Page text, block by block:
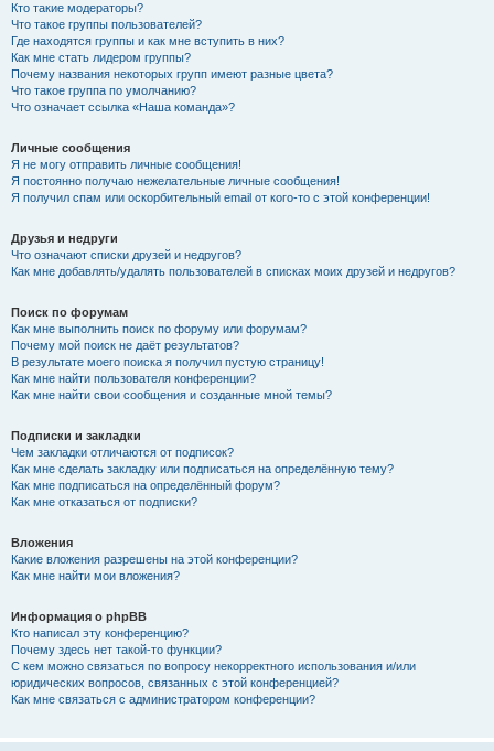
Кто такие модераторы?
Что такое группы пользователей?
Где находятся группы и как мне вступить в них?
Как мне стать лидером группы?
Почему названия некоторых групп имеют разные цвета?
Что такое группа по умолчанию?
Что означает ссылка «Наша команда»?
Личные сообщения
Я не могу отправить личные сообщения!
Я постоянно получаю нежелательные личные сообщения!
Я получил спам или оскорбительный email от кого-то с этой конференции!
Друзья и недруги
Что означают списки друзей и недругов?
Как мне добавлять/удалять пользователей в списках моих друзей и недругов?
Поиск по форумам
Как мне выполнить поиск по форуму или форумам?
Почему мой поиск не даёт результатов?
В результате моего поиска я получил пустую страницу!
Как мне найти пользователя конференции?
Как мне найти свои сообщения и созданные мной темы?
Подписки и закладки
Чем закладки отличаются от подписок?
Как мне сделать закладку или подписаться на определённую тему?
Как мне подписаться на определённый форум?
Как мне отказаться от подписки?
Вложения
Какие вложения разрешены на этой конференции?
Как мне найти мои вложения?
Информация о phpBB
Кто написал эту конференцию?
Почему здесь нет такой-то функции?
С кем можно связаться по вопросу некорректного использования и/или
юридических вопросов, связанных с этой конференцией?
Как мне связаться с администратором конференции?